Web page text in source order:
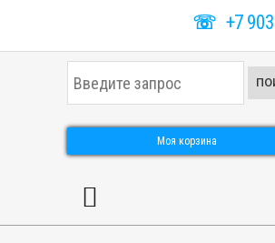
☏ +7
к
а
ь
Моя корзина